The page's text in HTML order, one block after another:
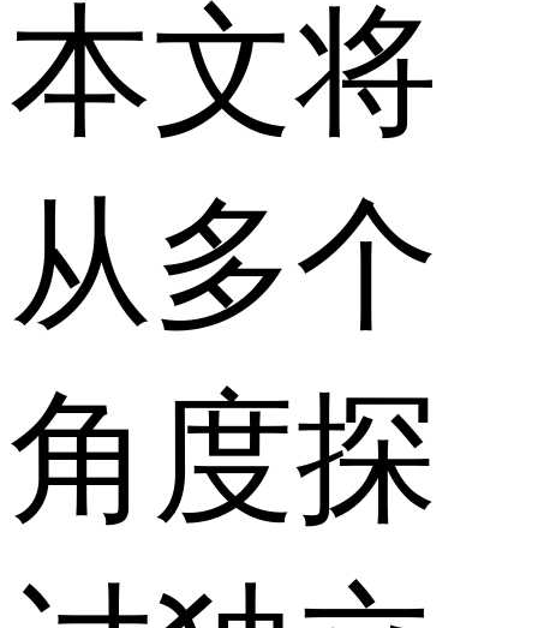
本文将
从多个
角度探